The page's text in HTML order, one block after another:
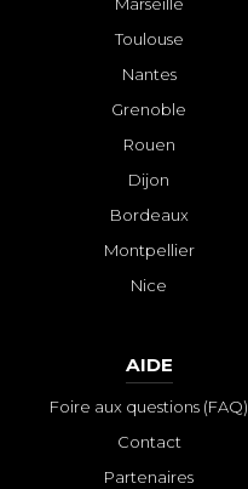
Toulouse
Nantes
Grenoble
Rouen
Dijon
Bordeaux
Montpellier
Nice
AIDE
Foire aux questions (FAQ)
Contact
Partenaires